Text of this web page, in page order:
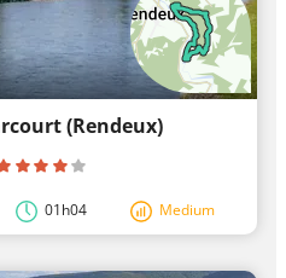
(Rendeux)
01h04 Medium